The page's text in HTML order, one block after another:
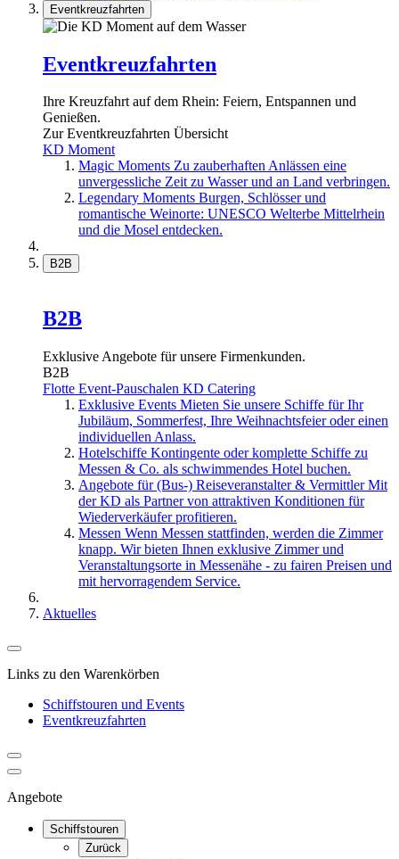
Eventkreuzfahrten
Eventkreuzfahrten
Ihre Kreuzfahrt auf dem Rhein: Feiern, Entspannen und
Genießen.
Zur Eventkreuzfahrten Übersicht
KD Moment
Magic Moments Zu zauberhaften Anlässen eine
unvergessliche Zeit zu Wasser und an Land verbringen.
Legendary Moments Burgen, Schlösser und
romantische Weinorte: UNESCO Welterbe Mittelrhein
und die Mosel entdecken.
B2B
B2B
Exklusive Angebote für unsere Firmenkunden.
B2B
Flotte Event-Pauschalen KD Catering
Exklusive Events Mieten Sie unsere Schiffe für Ihr
Jubiläum, Sommerfest, Ihre Weihnachtsfeier oder einen
individuellen Anlass.
Hotelschiffe Kontingente oder komplette Schiffe zu
Messen & Co. als schwimmendes Hotel buchen.
Angebote für (Bus-) Reiseveranstalter & Vermittler Mit
der KD als Partner von attraktiven Konditionen für
Wiederverkäufer profitieren.
Messen Wenn Messen stattfinden, werden die Zimmer
knapp. Wir bieten Ihnen exklusive Zimmer und
Veranstaltungsorte in Messenähe - zu fairen Preisen und
mit hervorragendem Service.
Aktuelles
Links zu den Warenkörben
Schiffstouren und Events
Eventkreuzfahrten
Angebote
Schiffstouren
Zurück